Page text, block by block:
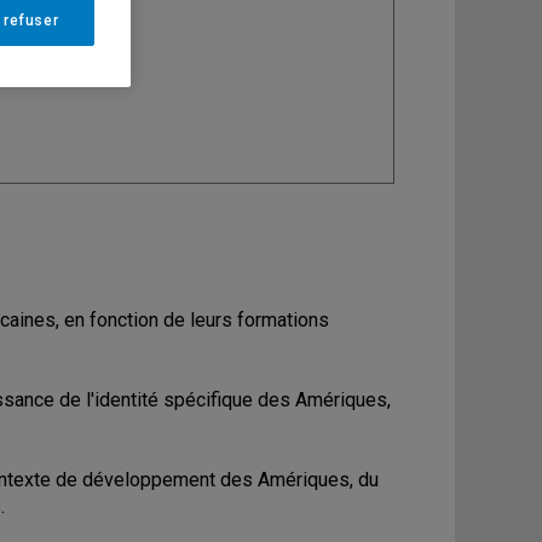
en fonction de leurs formations
de l'identité spécifique des Amériques,
de développement des Amériques, du
refuser